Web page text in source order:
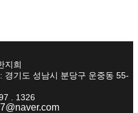
지희
기도 성남시 분당구 운중동 55-
. 1326